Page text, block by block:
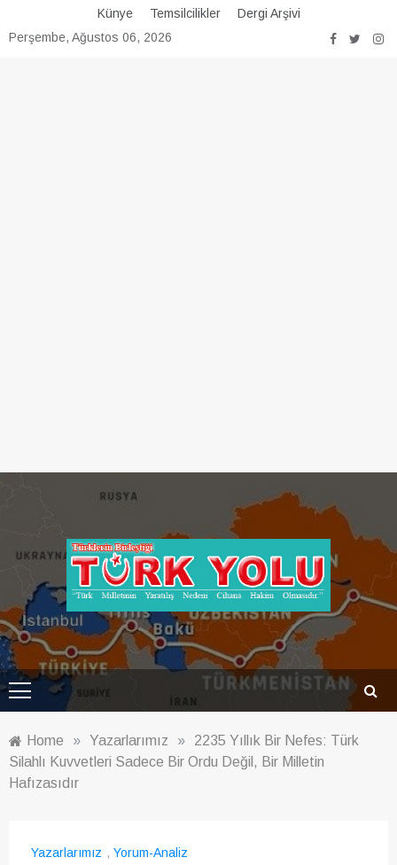
to
Künye Temsilcilikler
Dergi Arşivi
Perşembe, Ağustos 06, 2026
Türk Yolu Dergisi
Home » Yazarlarımız »
2235 Yıllık Bir Nefes: Türk
Silahlı Kuvvetleri Sadece Bir Ordu Değil, Bir Milletin
Hafızasıdır
Yazarlarımız , Yorum-Analiz